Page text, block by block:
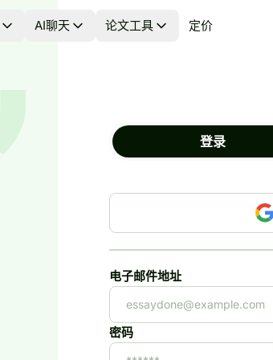
AI聊天 论文工具 定价
登录
电子邮件地址
密码